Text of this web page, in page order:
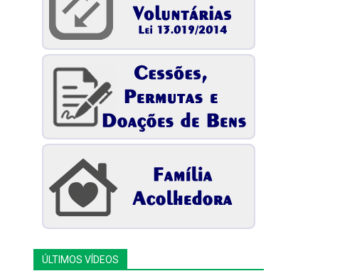
ÚLTIMOS VÍDEOS